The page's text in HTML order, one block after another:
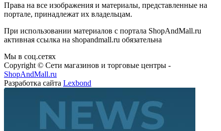
Права на все изображения и материалы, представленные на
портале, принадлежат их владельцам.
При использовании материалов с портала ShopAndMall.ru
активная ссылка на shopandmall.ru обязательна
Мы в соц.сетях
Copyright © Сети магазинов и торговые центры -
ShopAndMall.ru
Разработка сайта Lexbond